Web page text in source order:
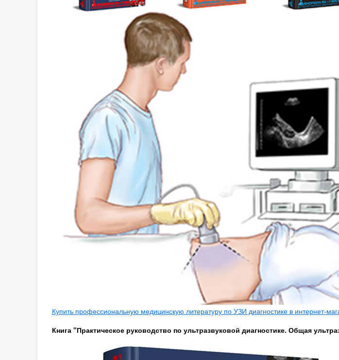
Купить профессиональную медицинскую литературу по УЗИ диагностике в интернет-
Книга "Практическое руководство по ультразвуковой диагностике. Общая